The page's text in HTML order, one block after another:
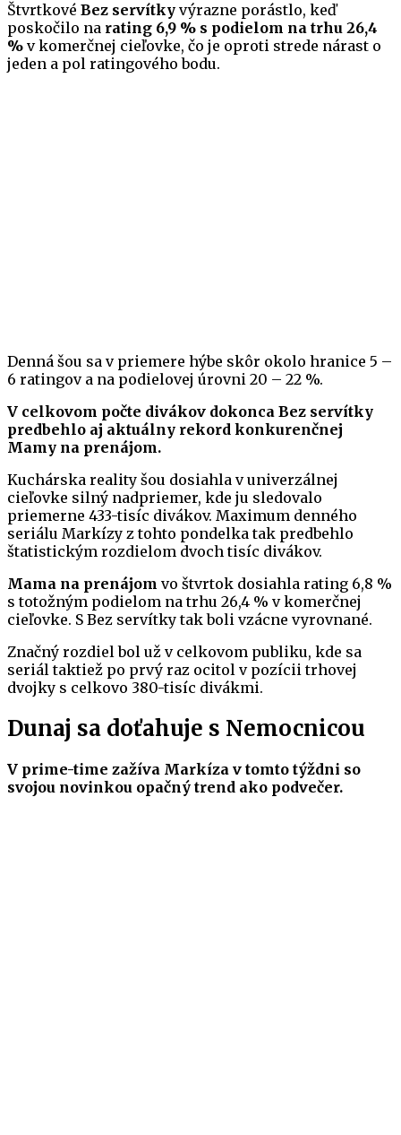
Štvrtkové Bez servítky výrazne porástlo, keď
poskočilo na rating 6,9 % s podielom na trhu 26,4
% v komerčnej cieľovke, čo je oproti strede nárast o
jeden a pol ratingového bodu.
Denná šou sa v priemere hýbe skôr okolo hranice 5 –
6 ratingov a na podielovej úrovni 20 – 22 %.
V celkovom počte divákov dokonca Bez servítky
predbehlo aj aktuálny rekord konkurenčnej
Mamy na prenájom.
Kuchárska reality šou dosiahla v univerzálnej
cieľovke silný nadpriemer, kde ju sledovalo
priemerne 433-tisíc divákov. Maximum denného
seriálu Markízy z tohto pondelka tak predbehlo
štatistickým rozdielom dvoch tisíc divákov.
Mama na prenájom vo štvrtok dosiahla rating 6,8 %
s totožným podielom na trhu 26,4 % v komerčnej
cieľovke. S Bez servítky tak boli vzácne vyrovnané.
Značný rozdiel bol už v celkovom publiku, kde sa
seriál taktiež po prvý raz ocitol v pozícii trhovej
dvojky s celkovo 380-tisíc divákmi.
Dunaj sa doťahuje s Nemocnicou
V prime-time zažíva Markíza v tomto týždni so
svojou novinkou opačný trend ako podvečer.